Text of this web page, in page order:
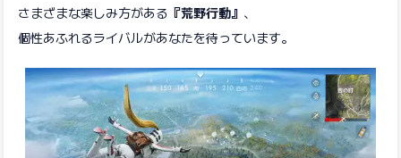
さまざまな楽しみ方がある 『荒野行動』 、
個性あふれるライバルがあなたを待っています。